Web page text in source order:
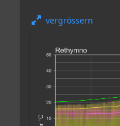
vergrössern